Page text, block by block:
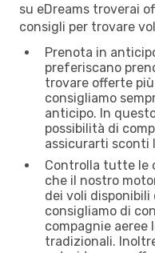
su eDreams troverai
consigli per trovare
Prenota in
preferiscano
trovare offerte
consigliamo
anticipo. In
possibilità di
assicurarti sconti
Controlla tutte le
che il nostro
dei voli disponibili
consigliamo di
compagnie
tradizionali.